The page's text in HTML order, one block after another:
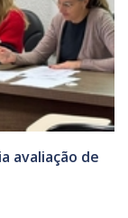
avaliação de